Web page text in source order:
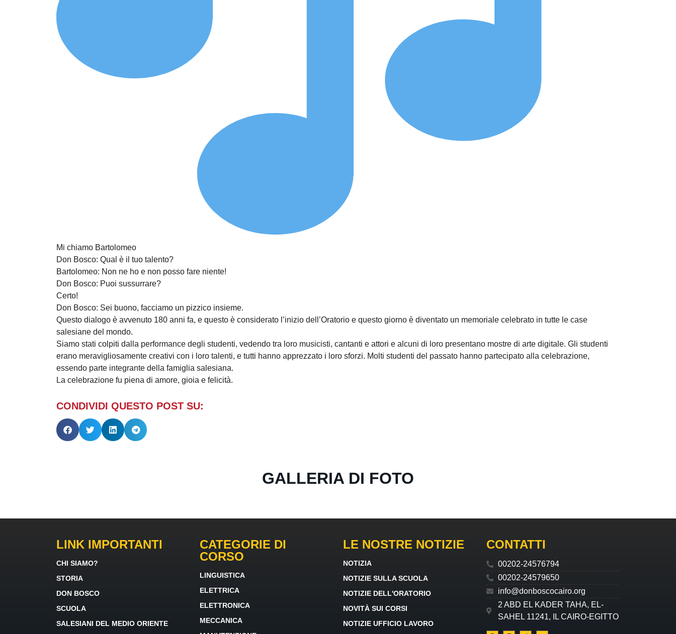
Mi chiamo Bartolomeo
Don Bosco: Qual è il tuo talento?
Bartolomeo: Non ne ho e non posso fare niente!
Don Bosco: Puoi sussurrare?
Certo!
Don Bosco: Sei buono, facciamo un pizzico insieme.
Questo dialogo è avvenuto 180 anni fa, e questo è considerato l’inizio dell’Oratorio e questo giorno è diventato un memoriale celebrato in tutte le case
salesiane del mondo.
Siamo stati colpiti dalla performance degli studenti, vedendo tra loro musicisti, cantanti e attori e alcuni di loro presentano mostre di arte digitale. Gli studenti
erano meravigliosamente creativi con i loro talenti, e tutti hanno apprezzato i loro sforzi. Molti studenti del passato hanno partecipato alla celebrazione,
essendo parte integrante della famiglia salesiana.
La celebrazione fu piena di amore, gioia e felicità.
CONDIVIDI QUESTO POST SU:
GALLERIA DI FOTO
LINK IMPORTANTI
CHI SIAMO?
STORIA
DON BOSCO
SCUOLA
SALESIANI DEL MEDIO ORIENTE
CATEGORIE DI
CORSO
LINGUISTICA
ELETTRICA
ELETTRONICA
MECCANICA
LE NOSTRE NOTIZIE
NOTIZIA
NOTIZIE SULLA SCUOLA
NOTIZIE DELL'ORATORIO
NOVITÀ SUI CORSI
NOTIZIE UFFICIO LAVORO
CONTATTI
00202-24576794
00202-24579650
info@donboscocairo.org
2 ABD EL KADER TAHA, EL-
SAHEL 11241, IL CAIRO-EGITTO